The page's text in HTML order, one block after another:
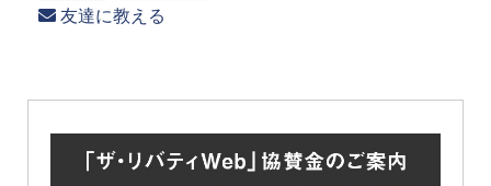
友達に教える